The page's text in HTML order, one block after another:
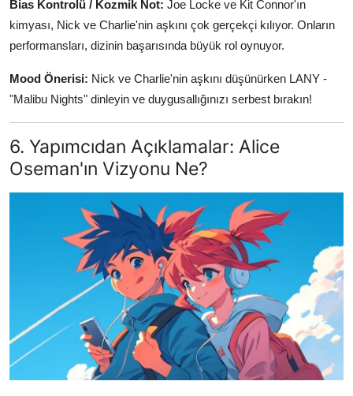
Bias Kontrolü / Kozmik Not: Joe Locke ve Kit Connor'ın
kimyası, Nick ve Charlie'nin aşkını çok gerçekçi kılıyor. Onların
performansları, dizinin başarısında büyük rol oynuyor.
Mood Önerisi: Nick ve Charlie'nin aşkını düşünürken LANY -
"Malibu Nights" dinleyin ve duygusallığınızı serbest bırakın!
6. Yapımcıdan Açıklamalar: Alice
Oseman'ın Vizyonu Ne?